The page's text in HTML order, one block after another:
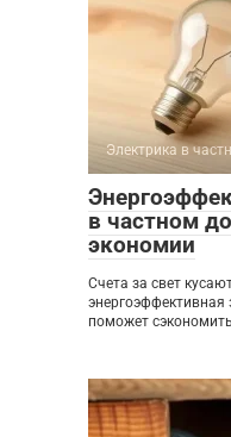
Электрика в
в частном
экономии
Счета за свет
энергоэффективная
поможет